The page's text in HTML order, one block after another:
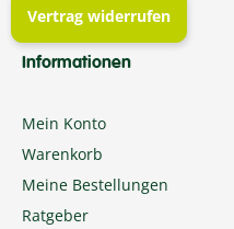
Vertrag widerrufen
Informationen
Mein Konto
Warenkorb
Meine Bestellungen
Ratgeber